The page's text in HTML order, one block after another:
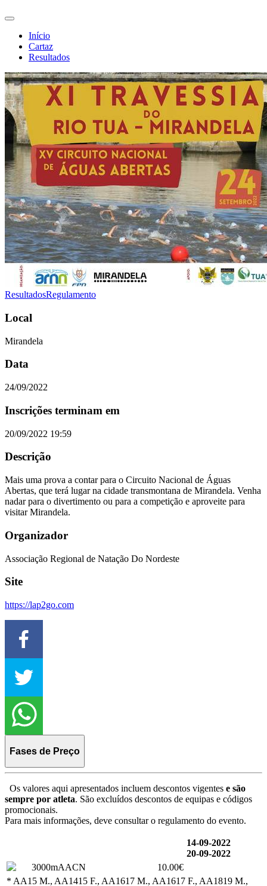
Início
Cartaz
Resultados
ResultadosRegulamento
Local
Mirandela
Data
24/09/2022
Inscrições terminam em
20/09/2022 19:59
Descrição
Mais uma prova a contar para o Circuito Nacional de Águas
Abertas, que terá lugar na cidade transmontana de Mirandela. Venha
nadar para o divertimento ou para a competição e aproveite para
visitar Mirandela.
Organizador
Associação Regional de Natação Do Nordeste
Site
https://lap2go.com
Fases de Preço
Os valores aqui apresentados incluem descontos vigentes e são
sempre por atleta. São excluídos descontos de equipas e códigos
promocionais.
Para mais informações, deve consultar o regulamento do evento.
14-09-2022
20-09-2022
3000mAACN
10.00€
* AA15 M., AA1415 F., AA1617 M., AA1617 F., AA1819 M.,